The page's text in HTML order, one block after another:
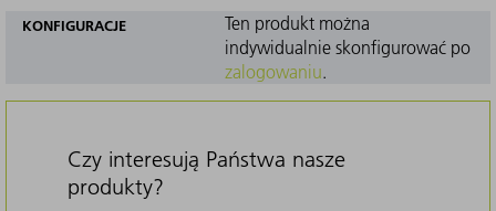
KONFIGURACJE
Ten produkt można
indywidualnie skonfigurować po
zalogowaniu.
Czy interesują Państwa nasze
produkty?